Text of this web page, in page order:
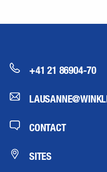
+41 21 86904-70
CONTACT
SITES